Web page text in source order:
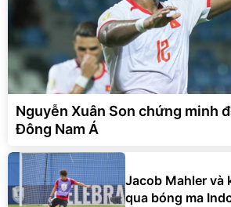
Nguyễn Xuân Son chứng minh
Đông Nam Á
Jacob Mahler và
qua bóng ma